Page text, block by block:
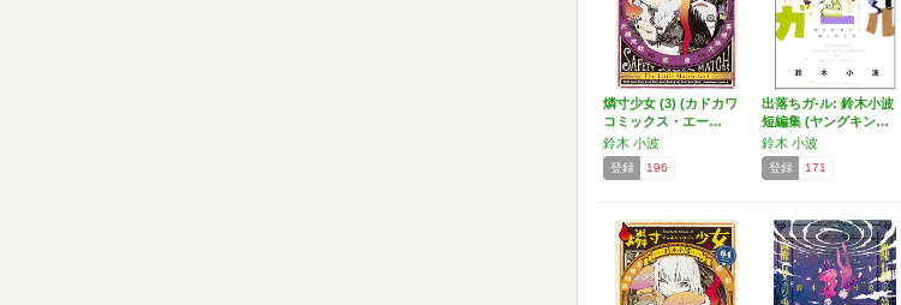
燐寸少女 (3) (カドカワ
コミックス・エー…
鈴木 小波
登録 196
出落ちガ-ル: 鈴木小波
短編集 (ヤングキン…
鈴木 小波
登録 171